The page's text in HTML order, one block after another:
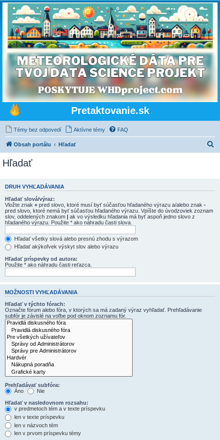
Pretaktovanie.sk
Témy bez odpovedí Aktívne témy FAQ
Obsah portálu Hľadať
a
Hľadať
DRUH VYHĽADÁVANIA
Hľadať slová/výraz:
Vložte znak + pred slovo, ktoré musí byť súčasťou hľadaného výrazu a/alebo znak -
pred slovo, ktoré nemá byť súčasťou hľadaného výrazu. Vpíšte do úvodzoviek zoznam
slov, oddelených znakom | ak vo výsledku hľadania má byť aspoň jedno slovo z
hľadaného výrazu. Použite * ako náhradu časti slova.
Hľadať všetky slová alebo presnú zhodu s výrazom
Hľadať akýkoľvek výskyt slov alebo výrazu
Hľadať príspevky od autora:
Použite * ako náhradu časti reťazca.
MOŽNOSTI VYHĽADÁVANIA
Hľadať v týchto fórach:
Označte fórum alebo fóra, v ktorých sa má zadaný výraz vyhľadať. Prehľadávanie
subfór je závislé na voľbe pod oknom zoznamu fór.
Prehľadávať subfóra:
Áno
Nie
Hľadať v nasledovnom rozsahu:
v predmetoch tém a v texte príspevku
len v texte príspevku
len v názvoch tém
len v prvom príspevku témy